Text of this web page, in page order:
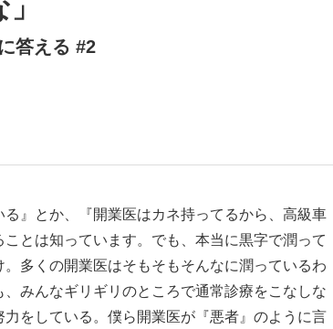
森保一監督...
もっと見る
答える #2
』とか、『開業医はカネ持ってるから、高級車
とは知っています。でも、本当に黒字で潤って
多くの開業医はそもそもそんなに潤っているわ
みんなギリギリのところで通常診療をこなしな
をしている。僕ら開業医が『悪者』のように言